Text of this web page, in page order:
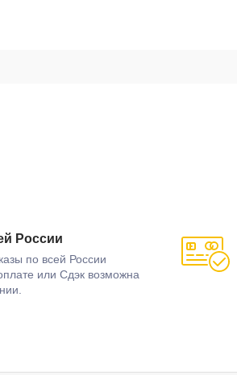
России
по всей России
или Сдэк возможна